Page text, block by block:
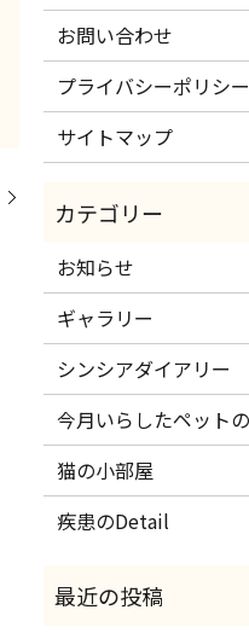
お問い合わせ
プライバシーポリシー
サイトマップ
お知らせ
ギャラリー
シンシアダイアリー
今月いらしたペット
猫の小部屋
疾患のDetail